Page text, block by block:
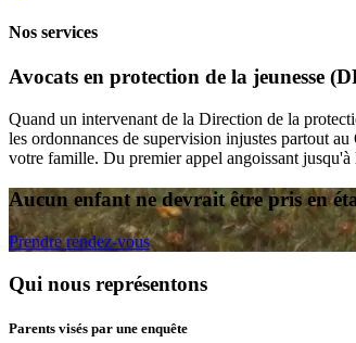
Nos services
Avocats en protection de la jeunesse
Quand un intervenant de la Direction de la
les ordonnances de supervision injustes partout
votre famille. Du premier appel angoissant
Aucun enfant ne devrait être pris en
Prendre rendez-vous
Qui nous représentons
Parents visés par une enquête